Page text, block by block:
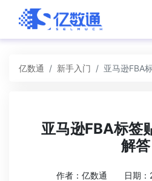
亿数通 新手入门 亚马逊FBA
亚马逊FBA标签
解答
作者：亿数通 日期